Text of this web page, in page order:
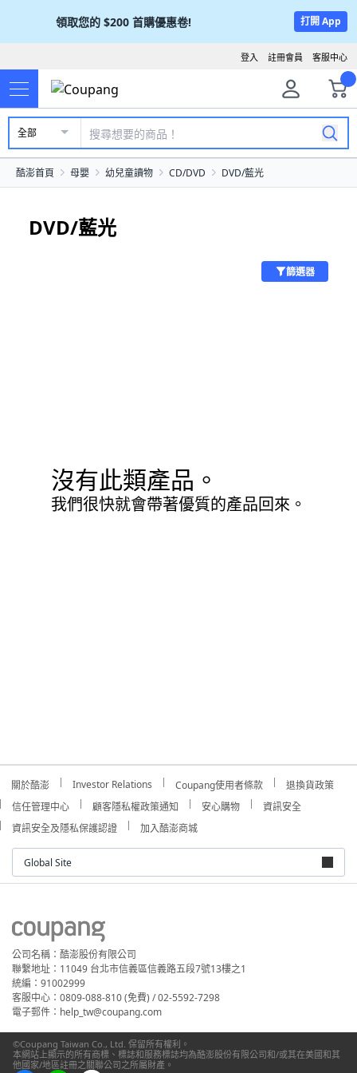
領取您的 $200 首購優惠卷! 打開 App
客服中心
註冊會員
登入
全部
酷澎首頁 母嬰 幼兒童讀物 CD/DVD DVD/藍光
DVD/藍光
篩選器
沒有此類產品。
我們很快就會帶著優質的產品回來。
關於酷澎 Investor Relations Coupang使用者條款
退換貨政策
信任管理中心
顧客隱私權政策通知 安心購物
資訊安全
資訊安全及隱私保護認證
加入酷澎商城
Global Site
公司名稱：酷澎股份有限公司
聯繫地址：11049 台北市信義區信義路五段7號13樓之1
統編：91002999
客服中心：0809-088-810 (免費) / 02-5592-7298
電子郵件：help_tw@coupang.com
©Coupang Taiwan Co., Ltd. 保留所有權利。
本網站上顯示的所有商標、標誌和服務標誌均為酷澎股份有限公司和/或其在美國和其
他國家/地區註冊之關聯公司之所屬財產。